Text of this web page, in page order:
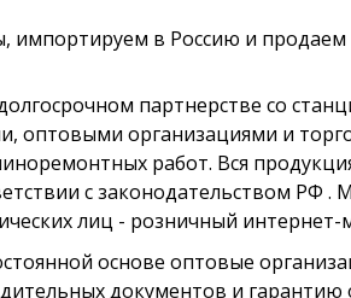
импортируем в Россию и продаем
партнерстве со
оптовыми организациями и
работ. Вся
с законодательством РФ .
лиц - розничный интернет-
основе оптовые
документов и гарантию